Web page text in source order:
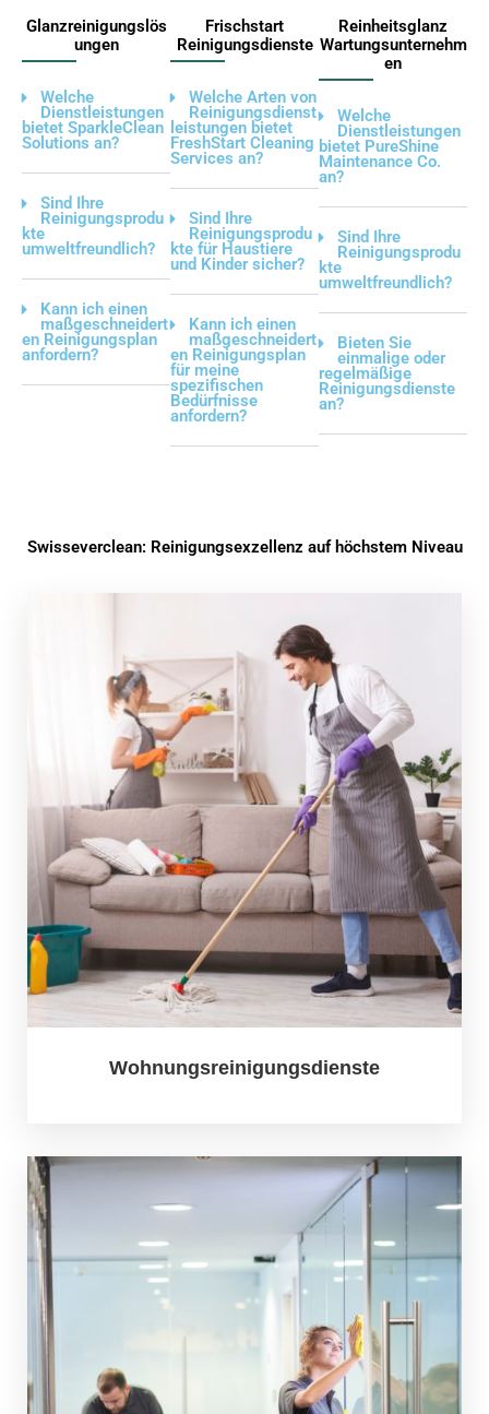
Glanzreinigungslös
ungen
Welche
Dienstleistungen
bietet SparkleClean
Solutions an?
Sind Ihre
Reinigungsprodu
kte
umweltfreundlich?
Kann ich einen
maßgeschneidert
en Reinigungsplan
anfordern?
Frischstart
Reinigungsdienste
Welche Arten von
Reinigungsdienst
leistungen bietet
FreshStart Cleaning
Services an?
Sind Ihre
Reinigungsprodu
kte für Haustiere
und Kinder sicher?
Kann ich einen
maßgeschneidert
en Reinigungsplan
für meine
spezifischen
Bedürfnisse
anfordern?
Reinheitsglanz
Wartungsunternehm
en
Welche
Dienstleistungen
bietet PureShine
Maintenance Co.
an?
Sind Ihre
Reinigungsprodu
kte
umweltfreundlich?
Bieten Sie
einmalige oder
regelmäßige
Reinigungsdienste
an?
Swisseverclean: Reinigungsexzellenz auf höchstem Niveau
Wohnungsreinigungsdienste